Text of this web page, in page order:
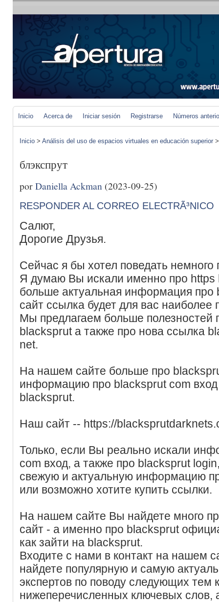
Inicio Acerca de Iniciar sesión Registrarse Números
Inicio > Análisis del uso de espacios virtuales en educación superior
блэкспрут
porDaniella Ackman (2023-09-25)
RESPONDER AL CORREO ELECTRÃ³NICO
Салют,
Дорогие Друзья.
Сейчас я бы хотел поведать немного
Я думаю Вы искали именно про https
больше актуальная информация
сайт ссылка будет для вас наиболее
Мы предлагаем больше полезностей
blacksprut а также про нова ссылка
net.
На нашем сайте больше про
информацию про blacksprut com вход
blacksprut.
Наш сайт -- https://
Только, если Вы реально искали
com вход, а также про blacksprut
свежую и актуальную информацию
или возможно хотите купить ссылки.
На нашем сайте Вы найдете много
сайт - а именно про blacksprut
как зайти на blacksprut.
Входите с нами в контакт на нашем
найдете популярную и самую
экспертов по поводу следующих тем
нижеперечисленных ключевых слов,